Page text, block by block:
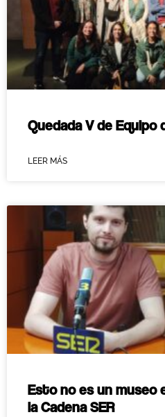
Quedada V de Equipo
LEER MÁS
Esto no es un museo
la Cadena SER